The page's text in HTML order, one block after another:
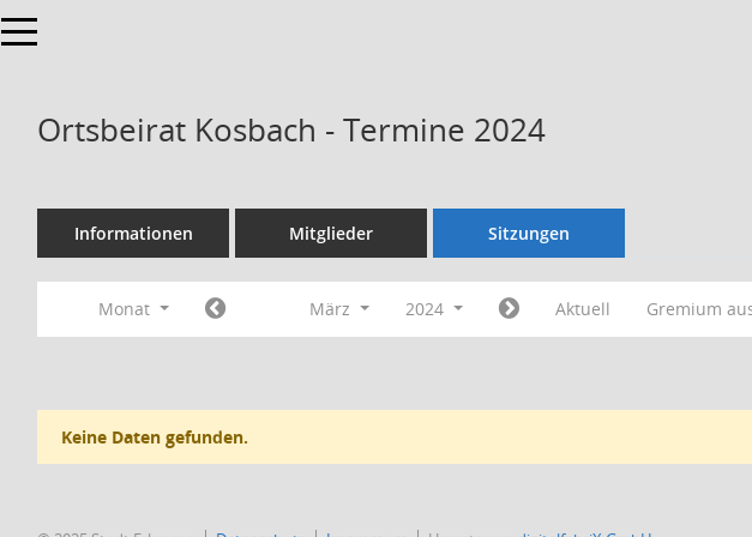
Toggle navigation
Ortsbeirat Kosbach - Termine 2024
Informationen Mitglieder Sitzungen
Monat März 2024 Aktuell Gremium
Keine Daten gefunden.